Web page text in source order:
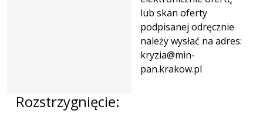
lub skan oferty
podpisanej odręcznie
należy wysłać na adres:
kryzia@min-
pan.krakow.pl
Rozstrzygnięcie: